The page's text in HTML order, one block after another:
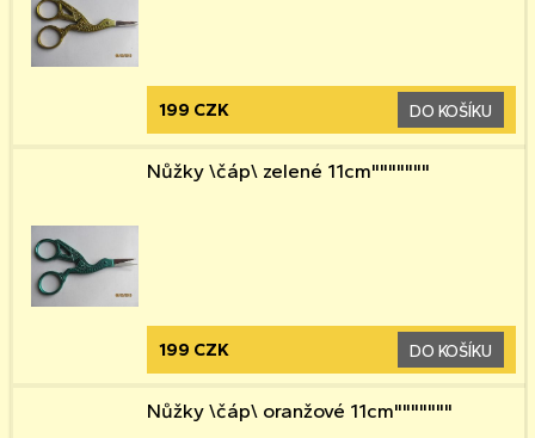
199 CZK DO KOŠÍKU
Nůžky \čáp\ zelené 11cm"""""""
199 CZK DO KOŠÍKU
Nůžky \čáp\ oranžové 11cm"""""""